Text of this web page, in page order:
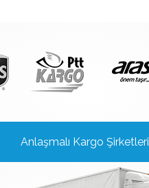
Anlaşmalı Kargo Şirketleri